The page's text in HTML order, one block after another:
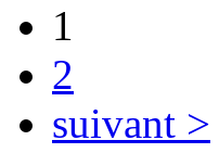
1
2
suivant >